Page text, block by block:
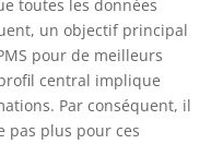
toutes les données
un objectif principal
pour de meilleurs
central implique
Par conséquent, il
pas plus pour ces